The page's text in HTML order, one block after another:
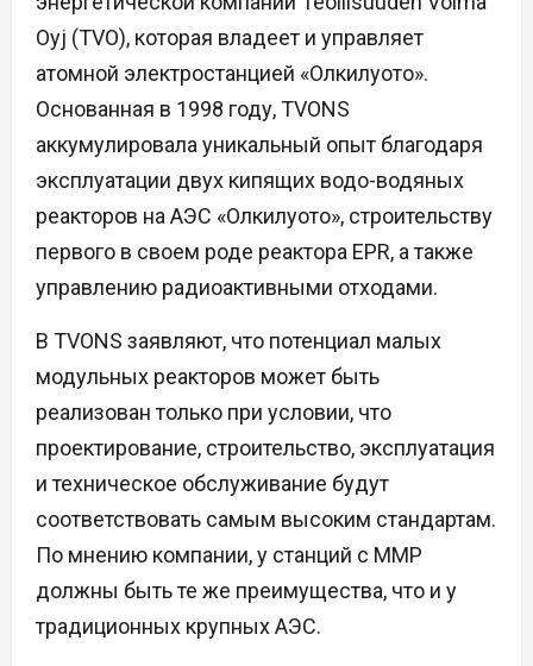
Oyj (TVO), которая владеет и управляет
атомной электростанцией «Олкилуото».
Основанная в 1998 году, TVONS
аккумулировала уникальный опыт благодаря
эксплуатации двух кипящих водо-водяных
реакторов на АЭС «Олкилуото», строительству
первого в своем роде реактора EPR, а также
управлению радиоактивными отходами.
В TVONS заявляют, что потенциал малых
модульных реакторов может быть
реализован только при условии, что
проектирование, строительство, эксплуатация
и техническое обслуживание будут
соответствовать самым высоким стандартам.
По мнению компании, у станций с ММР
должны быть те же преимущества, что и у
традиционных крупных АЭС.